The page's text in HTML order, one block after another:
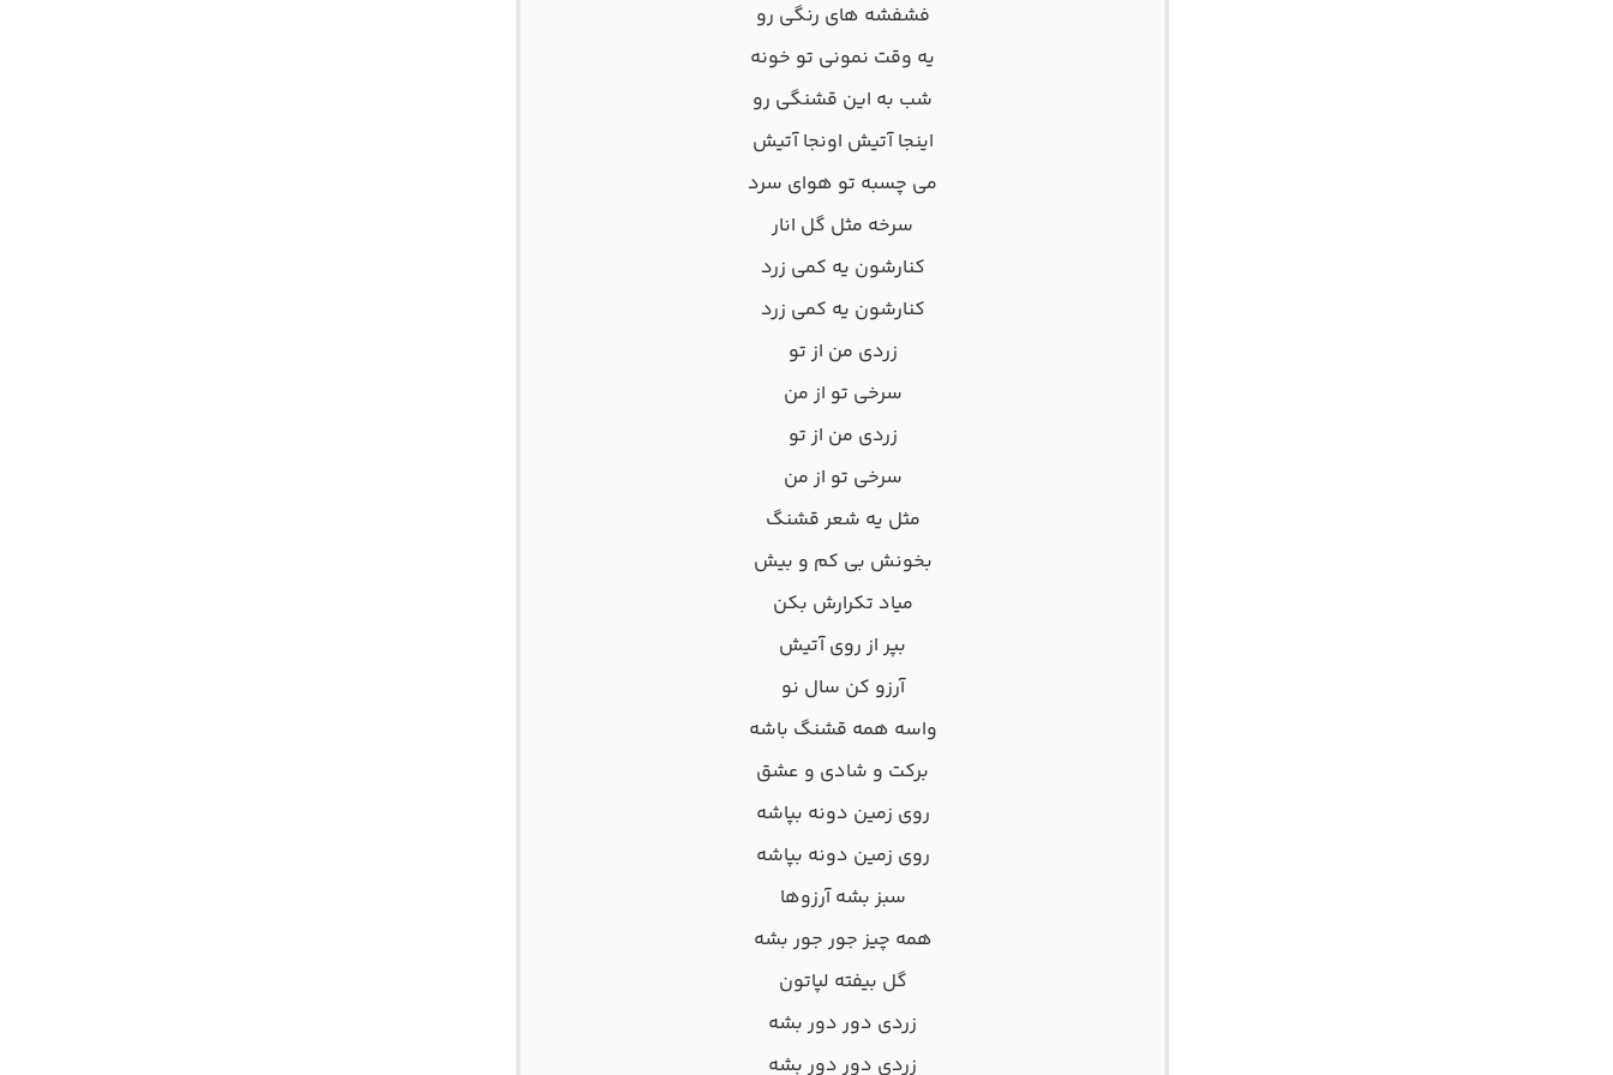
ﻓﺸﻔﺸﻪ ﻫﺎی رﻧﮕﻰ رو
ﻳﻪ وﻗﺖ ﻧﻤﻮﻧﻰ ﺗﻮ ﺧﻮﻧﻪ
ﺷﺐ ﺑﻪ اﻳﻦ ﻗﺸﻨﮕﻰ رو
اﻳﻨﺠﺎ آﺗﻴﺶ اوﻧﺠﺎ آﺗﻴﺶ
ﻣﻰ ﭼﺴﺒﻪ ﺗﻮ ﻫﻮای ﺳﺮد
ﺳﺮﺧﻪ ﻣﺜﻞ ﮔﻞ اﻧﺎر
ﻛﻨﺎرﺷﻮن ﻳﻪ ﻛﻤﻰ زرد
ﻛﻨﺎرﺷﻮن ﻳﻪ ﻛﻤﻰ زرد
زردی ﻣﻦ از ﺗﻮ
ﺳﺮﺧﻰ ﺗﻮ از ﻣﻦ
زردی ﻣﻦ از ﺗﻮ
ﺳﺮﺧﻰ ﺗﻮ از ﻣﻦ
ﻣﺜﻞ ﻳﻪ ﺷﻌﺮ ﻗﺸﻨﮓ
ﺑﺨﻮﻧﺶ ﺑﻰ ﻛﻢ و ﺑﻴﺶ
ﻣﻴﺎد ﺗﻜﺮارش ﺑﻜﻦ
ﺑﭙﺮ از روی آﺗﻴﺶ
آرزو ﻛﻦ ﺳﺎل ﻧﻮ
واﺳﻪ ﻫﻤﻪ ﻗﺸﻨﮓ ﺑﺎﺷﻪ
ﺑﺮﻛﺖ و ﺷﺎدی و ﻋﺸﻖ
روی زﻣﻴﻦ دوﻧﻪ ﺑﭙﺎﺷﻪ
روی زﻣﻴﻦ دوﻧﻪ ﺑﭙﺎﺷﻪ
ﺳﺒﺰ ﺑﺸﻪ آرزوﻫﺎ
ﻫﻤﻪ ﭼﻴﺰ ﺟﻮر ﺟﻮر ﺑﺸﻪ
ﮔﻞ ﺑﻴﻔﺘﻪ ﻟﭙﺎﺗﻮن
زردی دور دور ﺑﺸﻪ
زردی دور دور ﺑﺸﻪ